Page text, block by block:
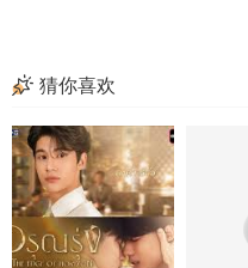
猜你喜欢